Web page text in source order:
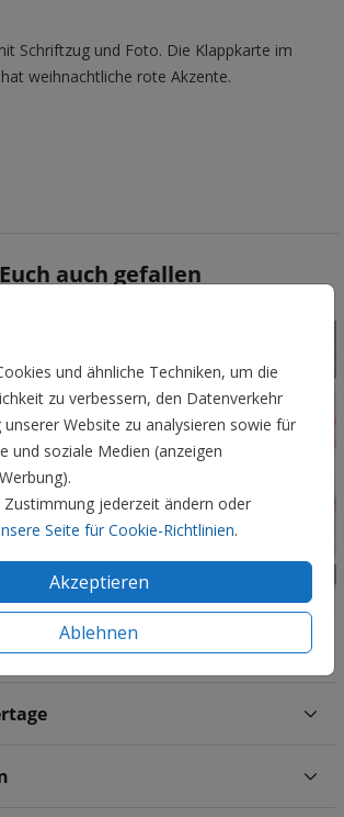
und ähnliche Techniken, um die
zu verbessern, den Datenverkehr
Website zu analysieren sowie für
und soziale Medien (anzeigen
Zustimmung jederzeit ändern oder
Seite für Cookie-Richtlinien.
Akzeptieren
Ablehnen
Schriftzug und Foto. Die Klappkarte im
weihnachtliche rote Akzente.
auch gefallen